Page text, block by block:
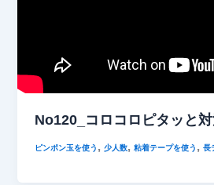
No120_コロコロピタッと
ピンポン玉を使う ,少人数,粘着テープを使う ,長